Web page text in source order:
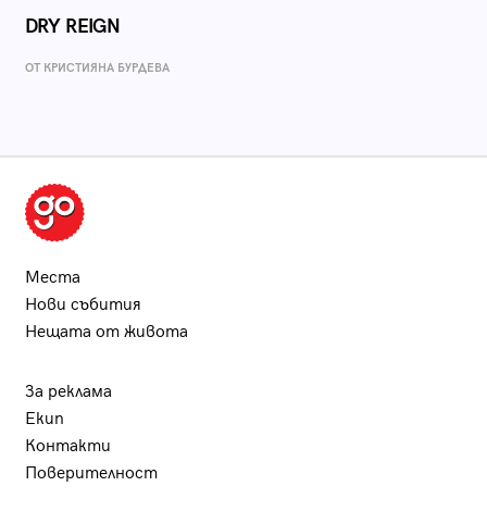
DRY REIGN
ОТ КРИСТИЯНА БУРДЕВА
Места
Нови събития
Нещата от живота
За реклама
Екип
Контакти
Поверителност